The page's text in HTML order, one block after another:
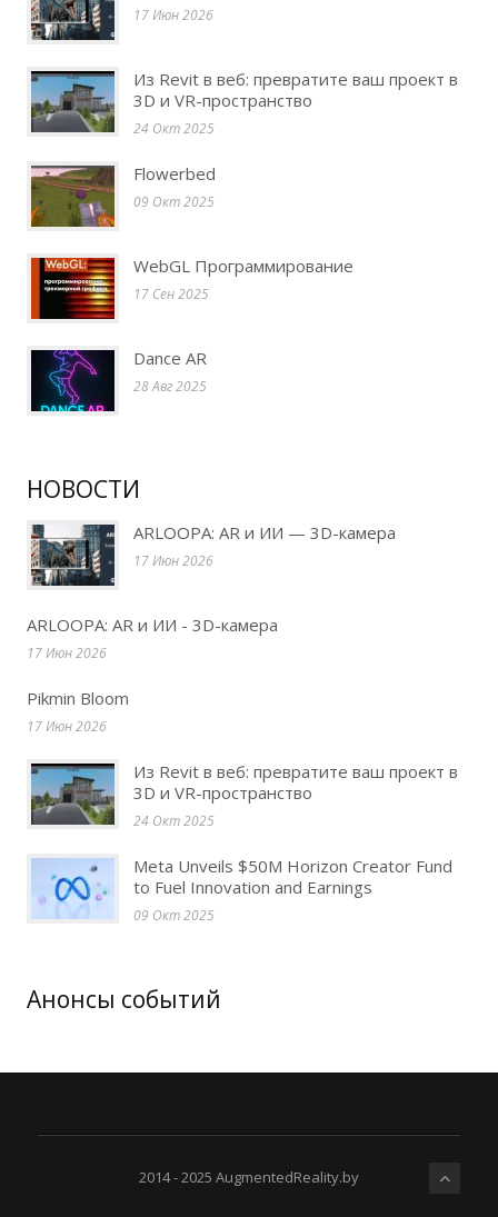
17 Июн 2026
Из Revit в веб: превратите ваш проект в
3D и VR-пространство
24 Окт 2025
Flowerbed
09 Окт 2025
WebGL Программирование
17 Сен 2025
Dance AR
28 Авг 2025
НОВОСТИ
ARLOOPA: AR и ИИ — 3D-камера
17 Июн 2026
ARLOOPA: AR и ИИ - 3D-камера
17 Июн 2026
Pikmin Bloom
17 Июн 2026
Из Revit в веб: превратите ваш проект в
3D и VR-пространство
24 Окт 2025
Meta Unveils $50M Horizon Creator Fund
to Fuel Innovation and Earnings
09 Окт 2025
Анонсы событий
2014 - 2025 AugmentedReality.by